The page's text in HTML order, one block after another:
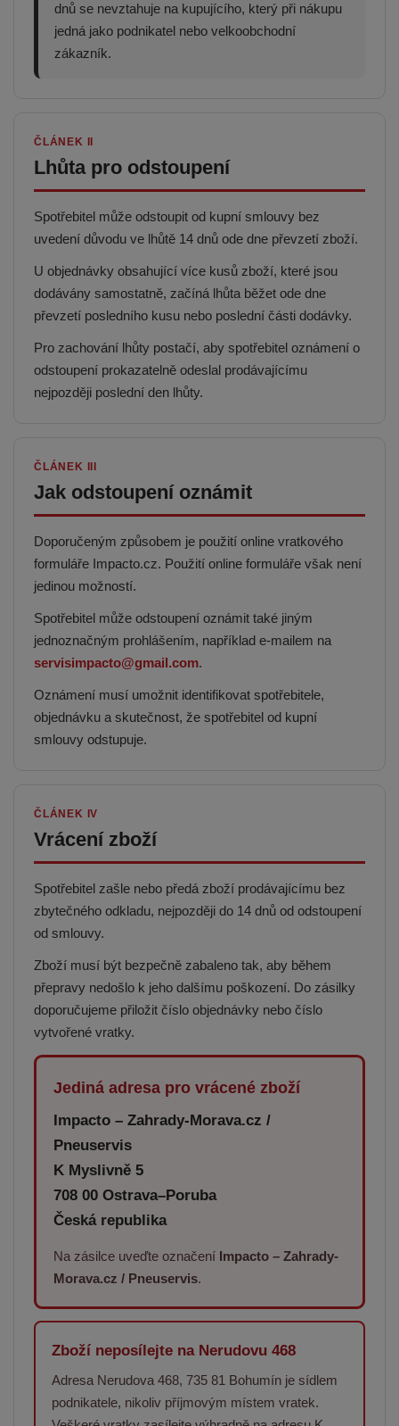
dnů se nevztahuje na kupujícího, který při nákupu
jedná jako podnikatel nebo velkoobchodní
zákazník.
ČLÁNEK II
Lhůta pro odstoupení
Spotřebitel může odstoupit od kupní smlouvy bez
uvedení důvodu ve lhůtě 14 dnů ode dne převzetí zboží.
U objednávky obsahující více kusů zboží, které jsou
dodávány samostatně, začíná lhůta běžet ode dne
převzetí posledního kusu nebo poslední části dodávky.
Pro zachování lhůty postačí, aby spotřebitel oznámení o
odstoupení prokazatelně odeslal prodávajícímu
nejpozději poslední den lhůty.
ČLÁNEK III
Jak odstoupení oznámit
Doporučeným způsobem je použití online vratkového
formuláře Impacto.cz. Použití online formuláře však není
jedinou možností.
Spotřebitel může odstoupení oznámit také jiným
jednoznačným prohlášením, například e-mailem na
servisimpacto@gmail.com.
Oznámení musí umožnit identifikovat spotřebitele,
objednávku a skutečnost, že spotřebitel od kupní
smlouvy odstupuje.
ČLÁNEK IV
Vrácení zboží
Spotřebitel zašle nebo předá zboží prodávajícímu bez
zbytečného odkladu, nejpozději do 14 dnů od odstoupení
od smlouvy.
Zboží musí být bezpečně zabaleno tak, aby během
přepravy nedošlo k jeho dalšímu poškození. Do zásilky
doporučujeme přiložit číslo objednávky nebo číslo
vytvořené vratky.
Jediná adresa pro vrácené zboží
Impacto – Zahrady-Morava.cz /
Pneuservis
K Myslivně 5
708 00 Ostrava–Poruba
Česká republika
Na zásilce uveďte označení Impacto – Zahrady-
Morava.cz / Pneuservis.
Zboží neposílejte na Nerudovu 468
Adresa Nerudova 468, 735 81 Bohumín je sídlem
podnikatele, nikoliv příjmovým místem vratek.